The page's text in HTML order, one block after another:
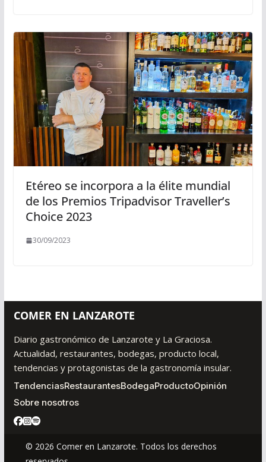
Etéreo se incorpora a la élite mundial
de los Premios Tripadvisor Traveller’s
Choice 2023
30/09/2023
COMER EN LANZAROTE
Diario gastronómico de Lanzarote y La Graciosa.
Actualidad, restaurantes, bodegas, producto local,
tendencias y protagonistas de la gastronomía insular.
TendenciasRestaurantesBodegaProductoOpinión
Sobre nosotros
© 2026 Comer en Lanzarote. Todos los derechos